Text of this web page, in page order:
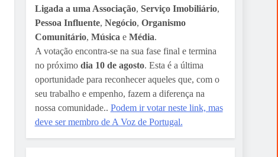
Ligada a uma Associação, Serviço Imobiliário,
Pessoa Influente, Negócio, Organismo
Comunitário, Música e Média.
A votação encontra-se na sua fase final e termina
no próximo dia 10 de agosto. Esta é a última
oportunidade para reconhecer aqueles que, com o
seu trabalho e empenho, fazem a diferença na
nossa comunidade.. Podem ir votar neste link, mas
deve ser membro de A Voz de Portugal.